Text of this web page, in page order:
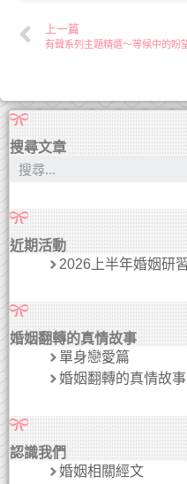
上一篇
有聲系列主題精選～等候中的盼
搜尋文章
近期活動
2026上半年婚姻研
婚姻翻轉的真情故事
單身戀愛篇
婚姻翻轉的真情故事
認識我們
婚姻相關經文